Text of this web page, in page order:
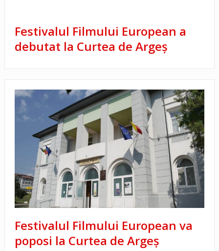
Festivalul Filmului European a
debutat la Curtea de Argeș
Festivalul Filmului European va
poposi la Curtea de Argeș